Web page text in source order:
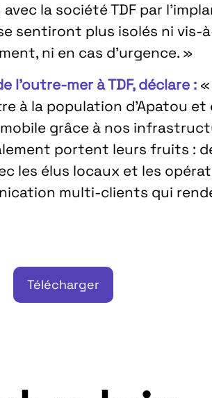
la société TDF par
sentiront plus isolés ni vis-
ni en cas d’urgence. »
l’outre-mer à TDF, déclare :
à la population d’Apatou et
grâce à nos
portent leurs fruits :
les élus locaux et les
multi-clients qui
Télécharger